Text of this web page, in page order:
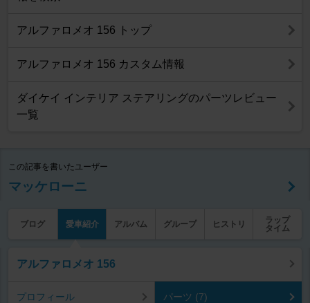
アルファロメオ 156 トップ
アルファロメオ 156 カスタム情報
ダイケイ インテリア ステアリングのパーツレビュー
一覧
この記事を書いたユーザー
マッケローニ
ブログ 愛車紹介 アルバム グループ ヒストリ
ラップ
タイム
アルファロメオ 156
プロフィール パーツ (7)